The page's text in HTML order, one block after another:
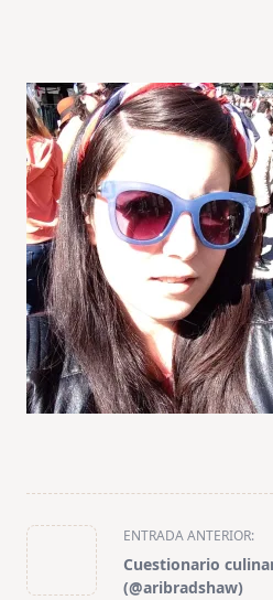
<span
class="nav-
subtitle
ENTRADA ANTERIOR:
Cuestionario
(@aribradshaw)